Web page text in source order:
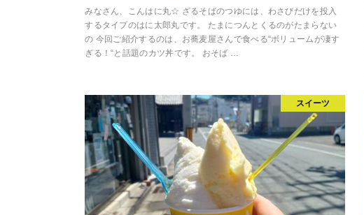
みなさん、こんはに丸☆ ざるそばのつゆには、わさびだけを投入
するタイプのはに太郎丸です。 たまにつんとくるのがたまらない
の 今回ご紹介するのは、お蕎麦屋さんで食べる“ボリュームが凄す
ぎる！“と話題のカツ丼です。 おそば …
スイーツ